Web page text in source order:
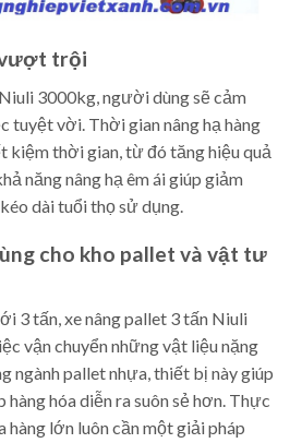
vượt trội
3000kg, người dùng sẽ cảm
tuyệt vời. Thời gian nâng hạ hàng
kiệm thời gian, từ đó tăng hiệu quả
năng nâng hạ êm ái giúp giảm
dài tuổi thọ sử dụng.
cho kho pallet và vật tư
3 tấn, xe nâng pallet 3 tấn Niuli
vận chuyển những vật liệu nặng
ngành pallet nhựa, thiết bị này giúp
hàng hóa diễn ra suôn sẻ hơn. Thực
hàng lớn luôn cần một giải pháp